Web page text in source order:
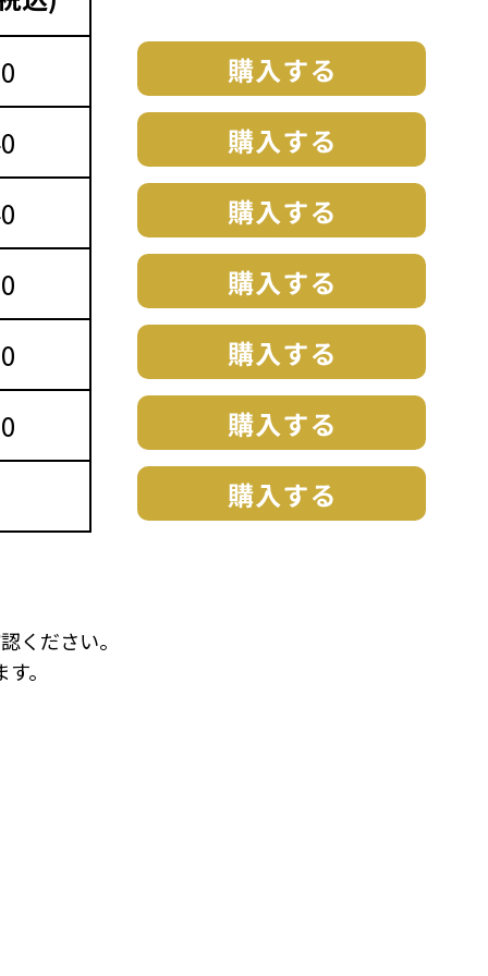
ください。
。